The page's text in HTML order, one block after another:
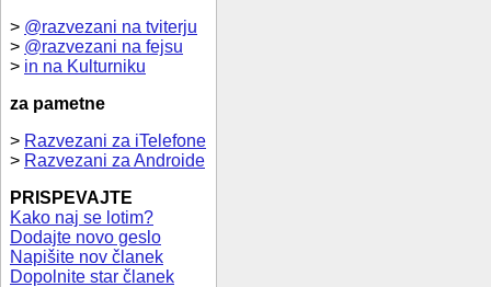
> @razvezani na tviterju
> @razvezani na fejsu
> in na Kulturniku
za pametne
> Razvezani za iTelefone
> Razvezani za Androide
PRISPEVAJTE
Kako naj se lotim?
Dodajte novo geslo
Napišite nov članek
Dopolnite star članek